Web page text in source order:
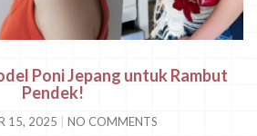
Poni Jepang untuk Rambut
Pendek!
15, 2025 NO COMMENTS